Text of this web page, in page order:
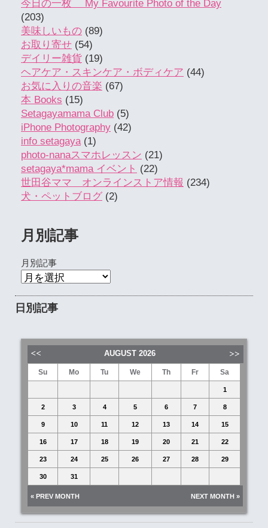
今日の一枚 My Favourite Photo of the Day
(203)
美味しいもの (89)
お取り寄せ (54)
デイリー雑貨 (19)
ヘアケア・スキンケア・ボディケア (44)
お気に入りの音楽 (67)
本 Books (15)
Setagayamama Club (5)
iPhone Photography (42)
info setagaya(1)
photo-nanaスマホレッスン (21)
setagaya*mama イベント (22)
世田谷ママ オンラインストア情報 (234)
犬・ペットブログ (2)
月別記事
月別記事
日別記事
AUGUST 2026
Su Mo Tu We Th Fr Sa
1
2 3 4 5 6 7 8
9 10 11 12 13 14 15
16 17 18 19 20 21 22
23 24 25 26 27 28 29
30 31
« PREV MONTH NEXT MONTH »